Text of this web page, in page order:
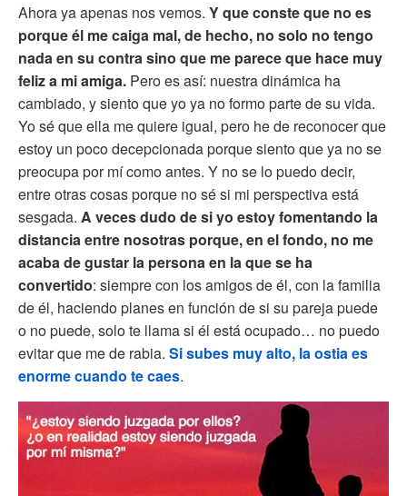
Ahora ya apenas nos vemos. Y que conste que no es
porque él me caiga mal, de hecho, no solo no tengo
nada en su contra sino que me parece que hace muy
feliz a mi amiga. Pero es así: nuestra dinámica ha
cambiado, y siento que yo ya no formo parte de su vida.
Yo sé que ella me quiere igual, pero he de reconocer que
estoy un poco decepcionada porque siento que ya no se
preocupa por mí como antes. Y no se lo puedo decir,
entre otras cosas porque no sé si mi perspectiva está
sesgada. A veces dudo de si yo estoy fomentando la
distancia entre nosotras porque, en el fondo, no me
acaba de gustar la persona en la que se ha
convertido: siempre con los amigos de él, con la familia
de él, haciendo planes en función de si su pareja puede
o no puede, solo te llama si él está ocupado… no puedo
evitar que me de rabia. Si subes muy alto, la ostia es
enorme cuando te caes.